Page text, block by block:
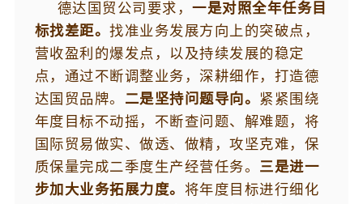
德达国贸公司要求，一是对照全年任务目
标找差距。找准业务发展方向上的突破点，
营收盈利的爆发点，以及持续发展的稳定
点，通过不断调整业务，深耕细作，打造德
达国贸品牌。 二是坚持问题导向。 紧紧围绕
年度目标不动摇，不断查问题、解难题，将
国际贸易做实、做透、做精，攻坚克难，保
质保量完成二季度生产经营任务。 三是进一
步加大业务拓展力度。 将年度目标进行细化